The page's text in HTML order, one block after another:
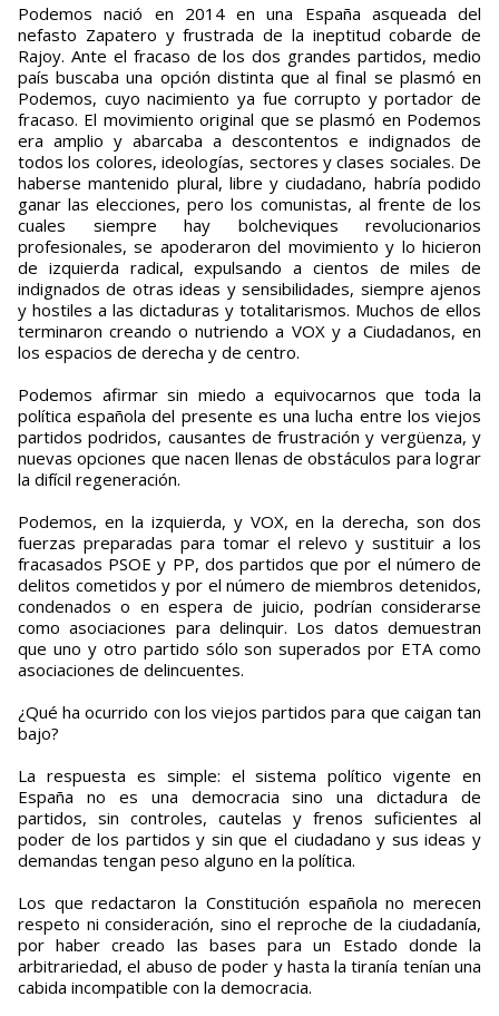
Podemos nació en 2014 en una España asqueada del
nefasto Zapatero y frustrada de la ineptitud cobarde de
Rajoy. Ante el fracaso de los dos grandes partidos, medio
país buscaba una opción distinta que al final se plasmó en
Podemos, cuyo nacimiento ya fue corrupto y portador de
fracaso. El movimiento original que se plasmó en Podemos
era amplio y abarcaba a descontentos e indignados de
todos los colores, ideologías, sectores y clases sociales. De
haberse mantenido plural, libre y ciudadano, habría podido
ganar las elecciones, pero los comunistas, al frente de los
cuales siempre hay bolcheviques revolucionarios
profesionales, se apoderaron del movimiento y lo hicieron
de izquierda radical, expulsando a cientos de miles de
indignados de otras ideas y sensibilidades, siempre ajenos
y hostiles a las dictaduras y totalitarismos. Muchos de ellos
terminaron creando o nutriendo a VOX y a Ciudadanos, en
los espacios de derecha y de centro.
Podemos afirmar sin miedo a equivocarnos que toda la
política española del presente es una lucha entre los viejos
partidos podridos, causantes de frustración y vergüenza, y
nuevas opciones que nacen llenas de obstáculos para lograr
la difícil regeneración.
Podemos, en la izquierda, y VOX, en la derecha, son dos
fuerzas preparadas para tomar el relevo y sustituir a los
fracasados PSOE y PP, dos partidos que por el número de
delitos cometidos y por el número de miembros detenidos,
condenados o en espera de juicio, podrían considerarse
como asociaciones para delinquir. Los datos demuestran
que uno y otro partido sólo son superados por ETA como
asociaciones de delincuentes.
¿Qué ha ocurrido con los viejos partidos para que caigan tan
bajo?
La respuesta es simple: el sistema político vigente en
España no es una democracia sino una dictadura de
partidos, sin controles, cautelas y frenos suficientes al
poder de los partidos y sin que el ciudadano y sus ideas y
demandas tengan peso alguno en la política.
Los que redactaron la Constitución española no merecen
respeto ni consideración, sino el reproche de la ciudadanía,
por haber creado las bases para un Estado donde la
arbitrariedad, el abuso de poder y hasta la tiranía tenían una
cabida incompatible con la democracia.